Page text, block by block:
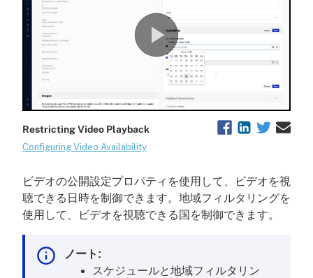
ビデオの公開設定プロパティを使用して、ビデオを視
聴できる日時を制御できます。地域フィルタリングを
使用して、ビデオを視聴できる国を制御できます。
ノート:
スケジュールと地域フィルタリン